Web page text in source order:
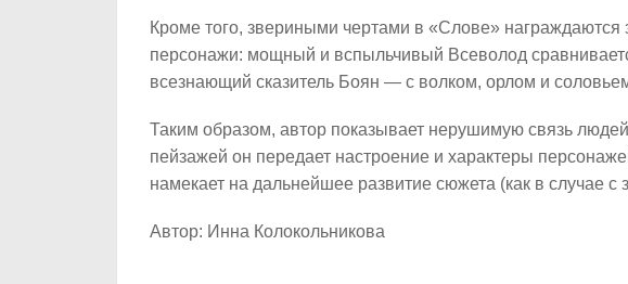
Кроме того, звериными чертами в «Слове»
персонажи: мощный и вспыльчивый Всеволод
всезнающий сказитель Боян — с волком, орлом и
Таким образом, автор показывает нерушимую связь
пейзажей он передает настроение и характеры
намекает на дальнейшее развитие сюжета (как в случае с
Автор: Инна Колокольникова